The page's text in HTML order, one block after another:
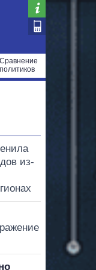
Сравнение
политиков
из-